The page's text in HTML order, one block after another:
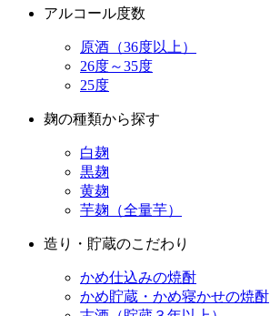
アルコール度数
原酒（36度以上）
26度～35度
25度
麹の種類から探す
白麹
黒麹
黄麹
芋麹（全量芋）
造り・貯蔵のこだわり
かめ仕込みの焼酎
かめ貯蔵・かめ寝かせの焼酎